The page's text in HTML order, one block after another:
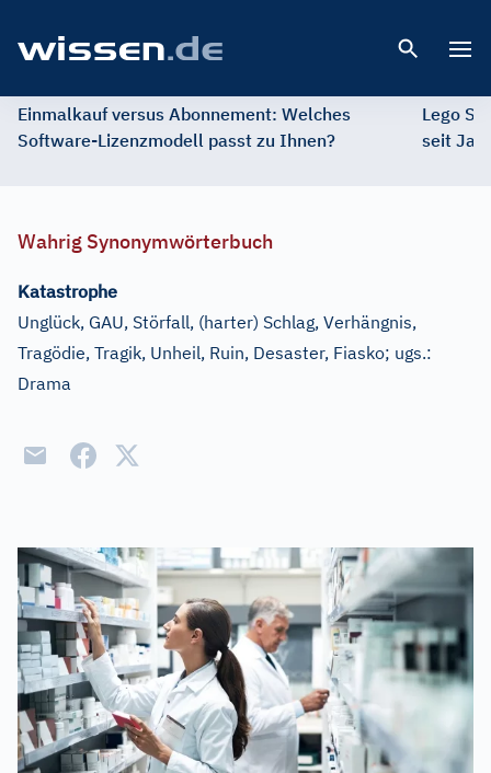
Einmalkauf versus Abonnement: Welches
Software-Lizenzmodell passt zu Ihnen?
Lego
seit
Wahrig Synonymwörterbuch
Katastrophe
Unglück, GAU, Störfall, (harter) Schlag, Verhängnis,
Tragödie, Tragik, Unheil, Ruin, Desaster, Fiasko; ugs.:
Drama